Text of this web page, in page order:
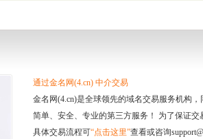
通过金名网(4.cn) 中介交易
金名网(4.cn)是全球领先的域名交易服务机构
简单、安全、专业的第三方服务！ 为了保证
具体交易流程可“点击这里”查看或咨询